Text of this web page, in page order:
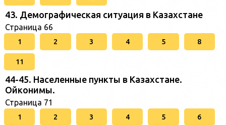
43. Демографическая ситуация в Казахстане
Страница 66
1 2 3 4 5 8
11
44-45. Населенные пункты в Казахстане.
Ойконимы.
Страница 71
1 2 3 4 5 6